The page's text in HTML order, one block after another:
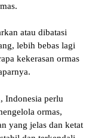
atau dibatasi
lebih bebas lagi
kekerasan ormas
Indonesia perlu
ormas,
yang jelas dan ketat